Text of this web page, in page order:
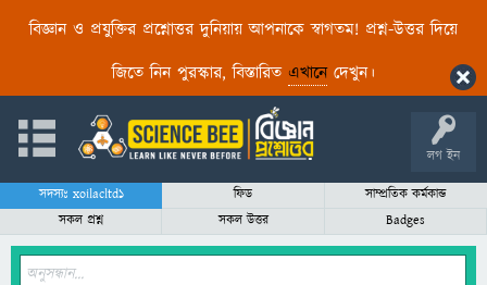
বিজ্ঞান ও প্রযুক্তির প্রশ্নোত্তর দুনিয়ায় আপনাকে স্বাগতম! প্রশ্ন-উত্তর দিয়ে
জিতে নিন পুরস্কার, বিস্তারিত এখানেদেখুন।
লগ ইন
সদস্যঃ xoilacltd1 ফিড
সাম্প্রতিক কর্মকান্ড
সকল প্রশ্ন
সকল উত্তর Badges